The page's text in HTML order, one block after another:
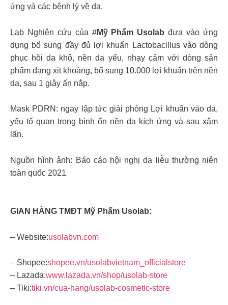
ứng và các bệnh lý về da.
Lab Nghiên cứu của #Mỹ Phẩm Usolabđưa vào ứng
dụng bổ sung đầy đủ lợi khuẩn Lactobacillus vào dòng
phục hồi da khô, nền da yếu, nhạy cảm với dòng sản
phẩm dạng xịt khoáng, bổ sung 10.000 lợi khuẩn trên nền
da, sau 1 giây ấn nắp.
Mask PDRN: ngay lập tức giải phóng Lợi khuẩn vào da,
yếu tố quan trọng bình ổn nền da kích ứng và sau xâm
lấn.
Nguồn hình ảnh: Báo cáo hội nghị da liễu thường niên
toàn quốc 2021
GIAN HÀNG TMĐT Mỹ Phẩm Usolab:
– Website:usolabvn.com
– Shopee:shopee.vn/usolabvietnam_officialstore
– Lazada:www.lazada.vn/shop/usolab-store
– Tiki:tiki.vn/cua-hang/usolab-cosmetic-store